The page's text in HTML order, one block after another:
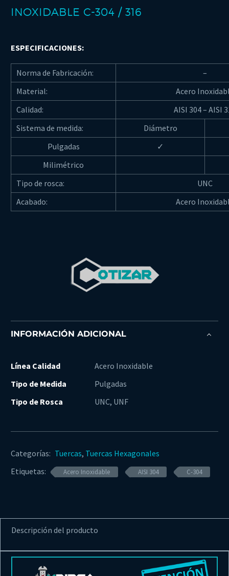
INOXIDABLE C-304 / 316
ESPECIFICACIONES:
Norma de Fabricación:
–
Material:
Acero
Calidad:
AISI 304 – AISI
Sistema de medida:
Diámetro
Pulgadas
✓
Milimétrico
Tipo de rosca:
UNC
Acabado:
Acero
INFORMACIÓN ADICIONAL
Línea Calidad
Acero Inoxidable
Tipo de Medida
Pulgadas
Tipo de Rosca
UNC, UNF
Categorías: Tuercas, Tuercas Hexagonales
Etiquetas:
Acero Inoxidable AISI 304 C-304
Descripción del producto